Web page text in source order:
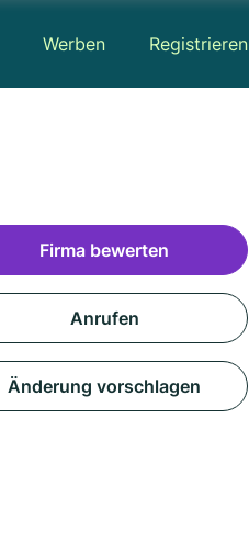
Werben Registrieren
Firma bewerten
Anrufen
Änderung vorschlagen